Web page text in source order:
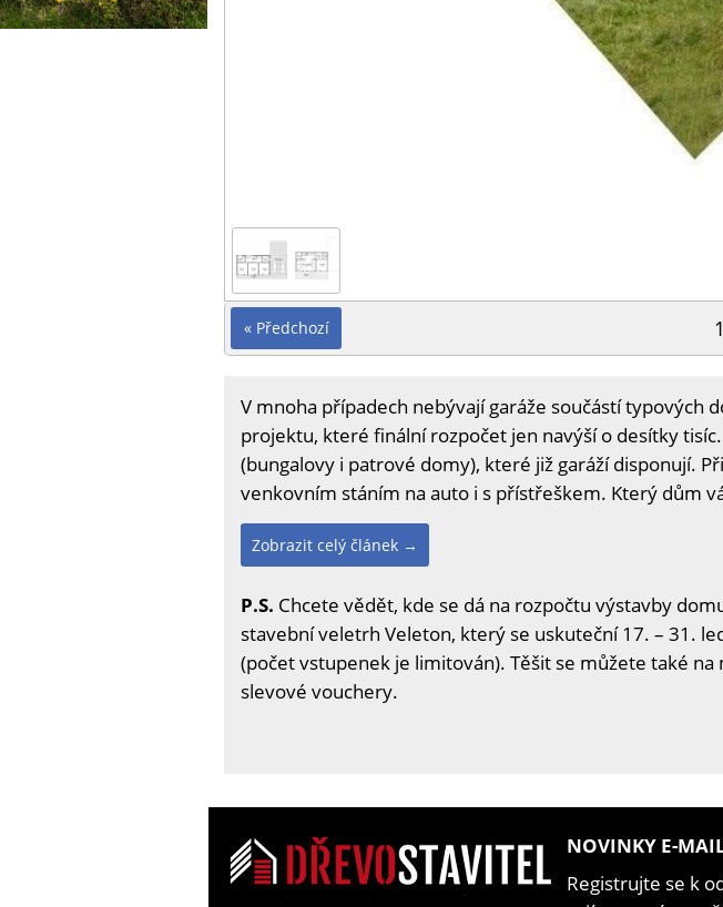
« Předchozí
V mnoha případech nebývají garáže součástí
projektu, které finální rozpočet jen navýší o desítky
(bungalovy i patrové domy), které již garáží disponují.
venkovním stáním na auto i s přístřeškem. Který dům
Zobrazit celý článek →
P.S. Chcete vědět, kde se dá na rozpočtu výstavby
stavební veletrh Veleton, který se uskuteční 17. – 31.
(počet vstupenek je limitován). Těšit se můžete také
slevové vouchery.
NOVINKY E-
Registrujte se k